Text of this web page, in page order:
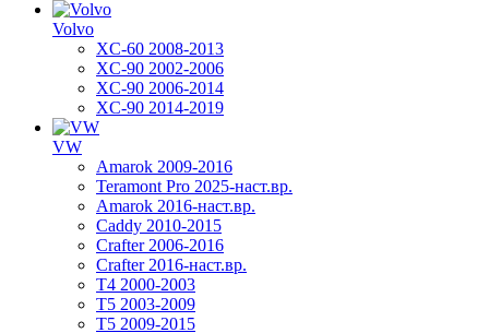
Volvo
XC-60 2008-2013
XC-90 2002-2006
XC-90 2006-2014
XC-90 2014-2019
VW
Amarok 2009-2016
Teramont Pro 2025-наст.вр.
Amarok 2016-наст.вр.
Caddy 2010-2015
Crafter 2006-2016
Crafter 2016-наст.вр.
T4 2000-2003
T5 2003-2009
T5 2009-2015